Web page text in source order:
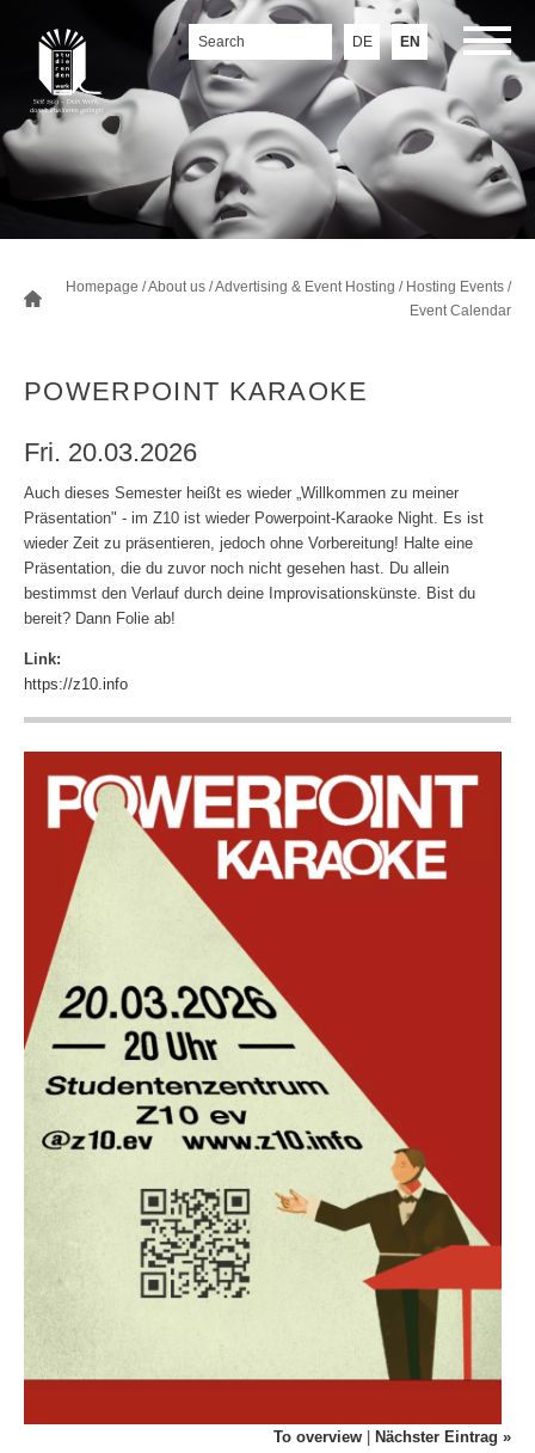
DE EN
Homepage /About us /Advertising & Event Hosting / Hosting Events /
Event Calendar
POWERPOINT KARAOKE
Fri. 20.03.2026
Auch dieses Semester heißt es wieder „Willkommen zu meiner
Präsentation" - im Z10 ist wieder Powerpoint-Karaoke Night. Es ist
wieder Zeit zu präsentieren, jedoch ohne Vorbereitung! Halte eine
Präsentation, die du zuvor noch nicht gesehen hast. Du allein
bestimmst den Verlauf durch deine Improvisationskünste. Bist du
bereit? Dann Folie ab!
Link:
https://z10.info
To overview Nächster Eintrag »